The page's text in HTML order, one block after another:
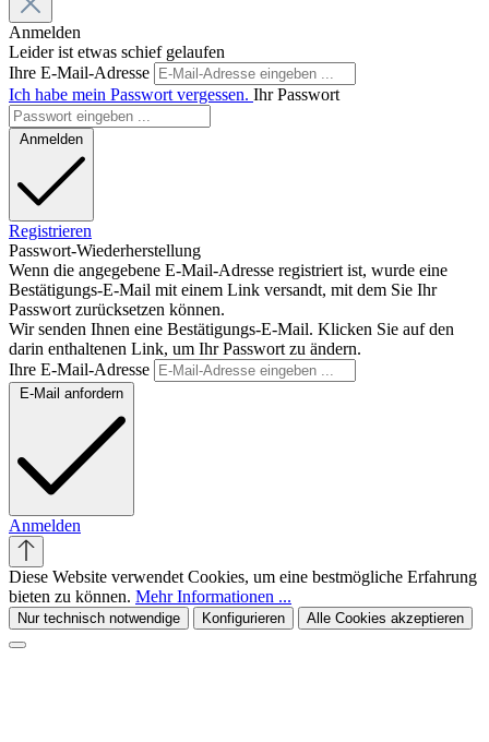
Anmelden
Leider ist etwas schief gelaufen
Ihre E-Mail-Adresse
Ich habe mein Passwort vergessen. Ihr Passwort
Anmelden
Registrieren
Passwort-Wiederherstellung
Wenn die angegebene E-Mail-Adresse registriert ist, wurde eine
Bestätigungs-E-Mail mit einem Link versandt, mit dem Sie Ihr
Passwort zurücksetzen können.
Wir senden Ihnen eine Bestätigungs-E-Mail. Klicken Sie auf den
darin enthaltenen Link, um Ihr Passwort zu ändern.
Ihre E-Mail-Adresse
E-Mail anfordern
Anmelden
Diese Website verwendet Cookies, um eine bestmögliche Erfahrung
bieten zu können. Mehr Informationen ...
Nur technisch notwendige Konfigurieren Alle Cookies akzeptieren